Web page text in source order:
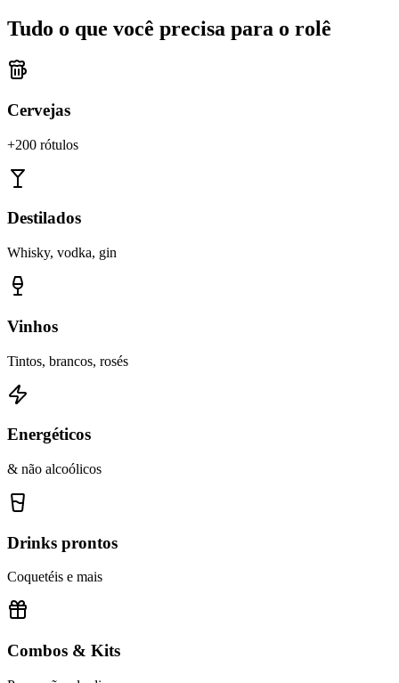
Tudo o que você precisa para o rolê
Cervejas
+200 rótulos
Destilados
Whisky, vodka, gin
Vinhos
Tintos, brancos, rosés
Energéticos
& não alcoólicos
Drinks prontos
Coquetéis e mais
Combos & Kits